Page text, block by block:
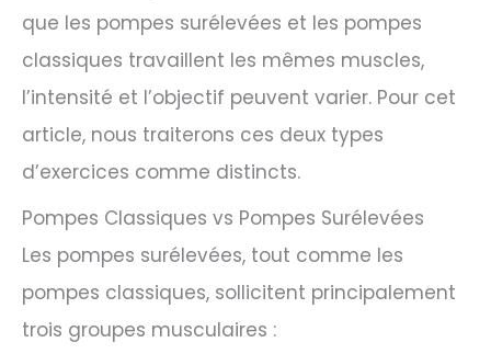
que les pompes surélevées et les pompes
classiques travaillent les mêmes muscles,
l’intensité et l’objectif peuvent varier. Pour cet
article, nous traiterons ces deux types
d’exercices comme distincts.
Pompes Classiques vs Pompes Surélevées
Les pompes surélevées, tout comme les
pompes classiques, sollicitent principalement
trois groupes musculaires :